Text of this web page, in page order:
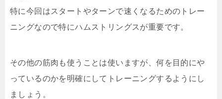
特に今回はスタートやターンで速くなるためのトレー
ニングなので特にハムストリングスが重要です。
その他の筋肉も使うことは使いますが、何を目的にや
っているのかを明確にしてトレーニングするようにし
ましょう。